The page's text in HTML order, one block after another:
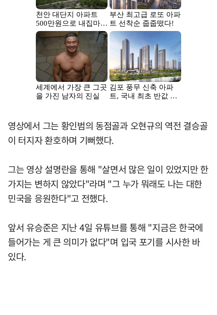
영상에서 그는 황인범의 동점골과 오현규의 역전 결승골
이 터지자 환호하며 기뻐했다.
그는 영상 설명란을 통해 "살면서 많은 일이 있었지만 한
가지는 변하지 않았다"라며 "그 누가 뭐래도 나는 대한
민국을 응원한다"고 전했다.
앞서 유승준은 지난 4일 유튜브를 통해 "지금은 한국에
들어가는 게 큰 의미가 없다"며 입국 포기를 시사한 바
있다.